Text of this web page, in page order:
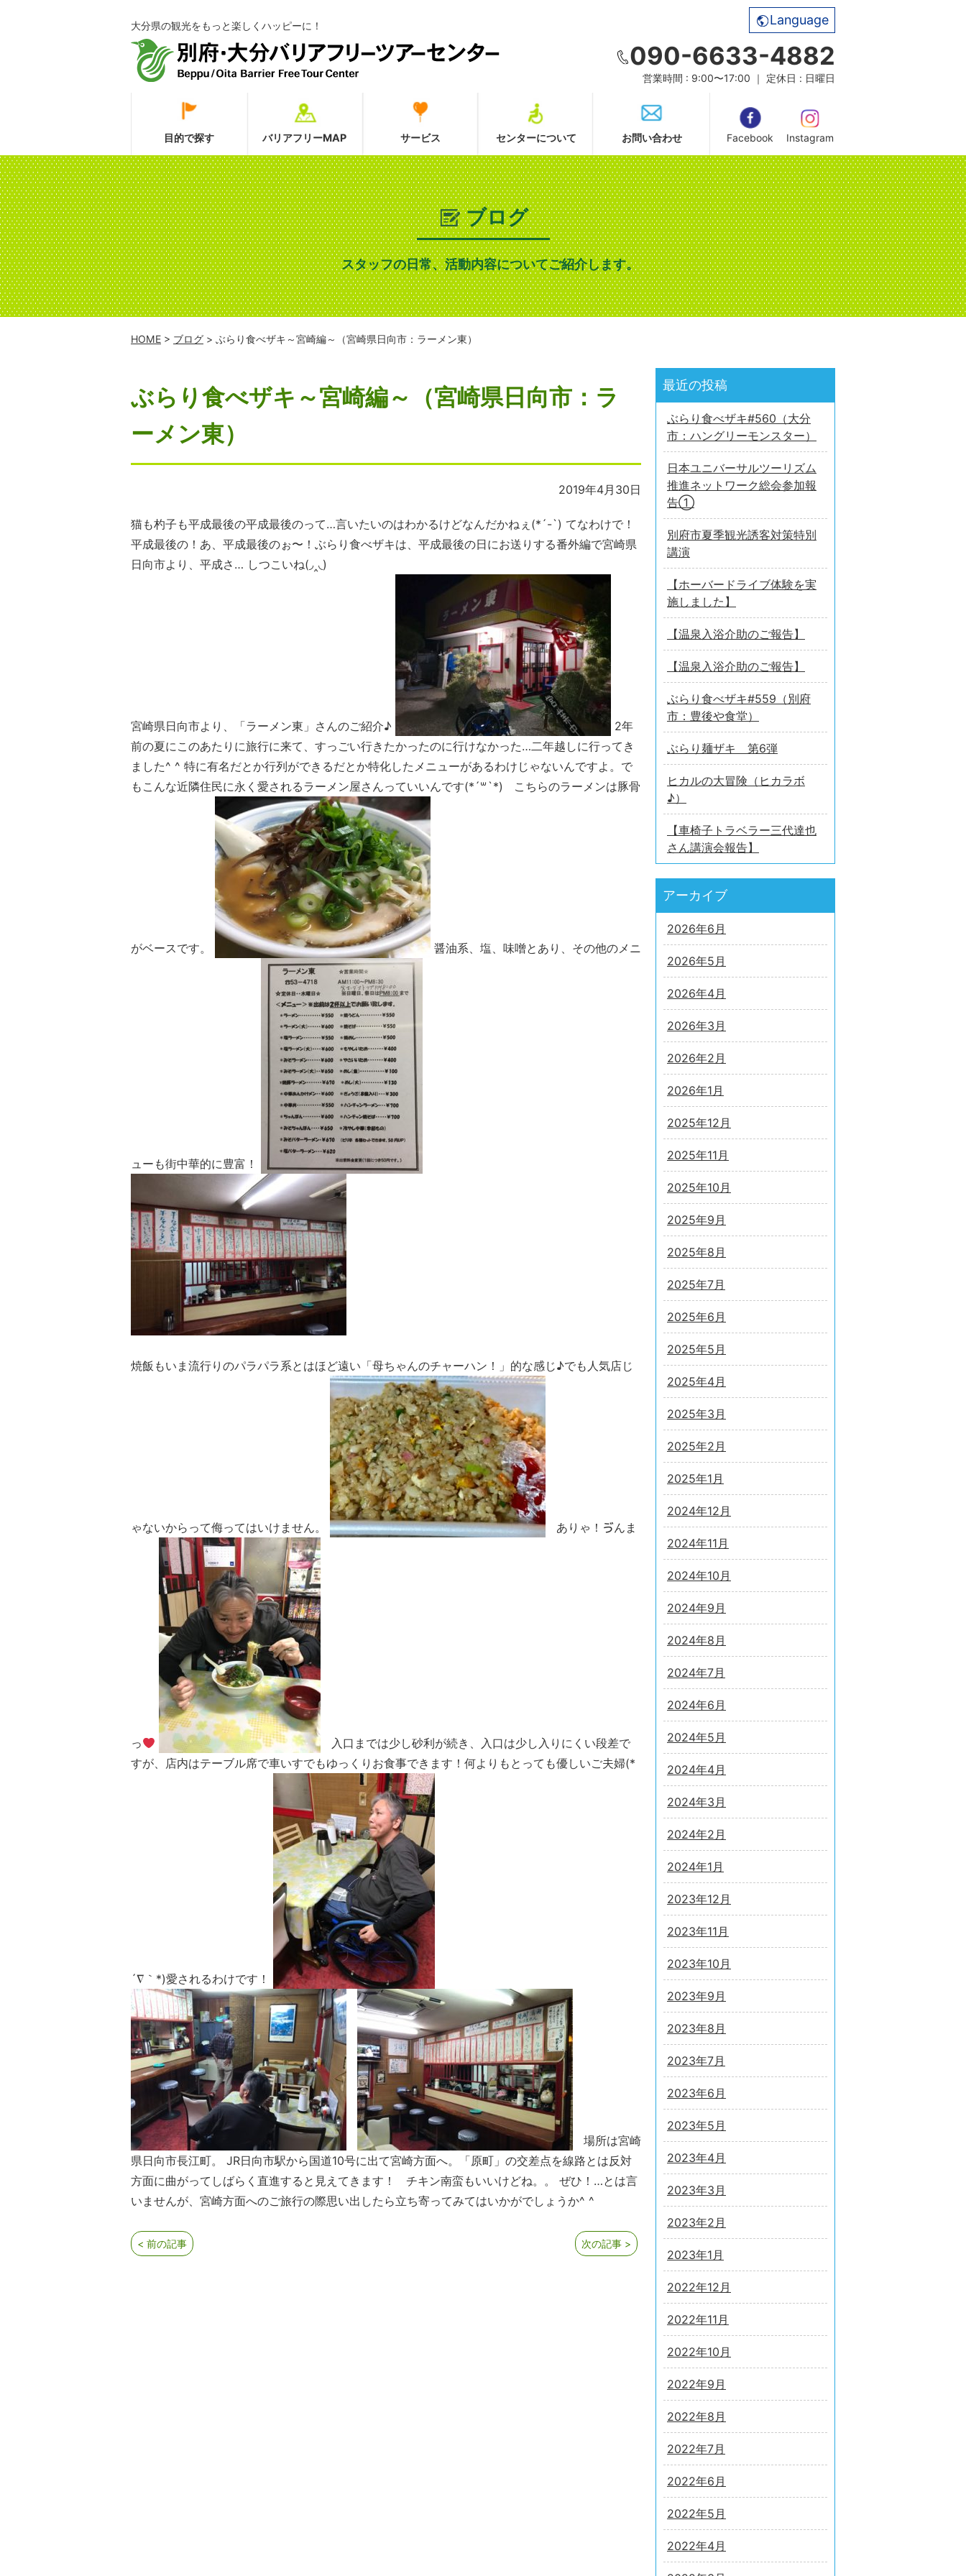
大分県の観光をもっと楽しくハッピーに！ Language
090-6633-4882
営業時間 : 9:00〜17:00 ｜ 定休日 : 日曜日
目的で探す バリアフリーMAP サービス センターについて お問い合わせ Facebook Instagram
ブログ
スタッフの日常、活動内容についてご紹介します。
HOME > ブログ > ぶらり食べザキ～宮崎編～（宮崎県日向市：ラーメン東）
ぶらり食べザキ～宮崎編～（宮崎県日向市：ラ
ーメン東）
2019年4月30日
猫も杓子も平成最後の平成最後のって…言いたいのはわかるけどなんだかねぇ(*´-`) てなわけで！
平成最後の！あ、平成最後のぉ〜！ぶらり食べザキは、平成最後の日にお送りする番外編で宮崎県
日向市より、平成さ… しつこいね(◞‸◟)
宮崎県日向市より、「ラーメン東」さんのご紹介♪
2年
前の夏にこのあたりに旅行に来て、すっごい行きたかったのに行けなかった…二年越しに行ってき
ました^ ^ 特に有名だとか行列ができるだとか特化したメニューがあるわけじゃないんですよ。で
もこんな近隣住民に永く愛されるラーメン屋さんっていいんです(*´꒳`*) こちらのラーメンは豚骨
がベースです。 醤油系、塩、味噌とあり、その他のメニ
ューも街中華的に豊富！
焼飯もいま流行りのパラパラ系とはほど遠い「母ちゃんのチャーハン！」的な感じ♪でも人気店じ
ゃないからって侮ってはいけません。 ありゃ！ゔんま
っ
入口までは少し砂利が続き、入口は少し入りにくい段差で
すが、店内はテーブル席で車いすでもゆっくりお食事できます！何よりもとっても優しいご夫婦(*
´∇｀*)愛されるわけです！
場所は宮崎
県日向市長江町。 JR日向市駅から国道10号に出て宮崎方面へ。「原町」の交差点を線路とは反対
方面に曲がってしばらく直進すると見えてきます！ チキン南蛮もいいけどね。。 ぜひ！…とは言
いませんが、宮崎方面へのご旅行の際思い出したら立ち寄ってみてはいかがでしょうか^ ^
次の記事 >
< 前の記事
最近の投稿
ぶらり食べザキ#560（大分
市：ハングリーモンスター）
日本ユニバーサルツーリズム
推進ネットワーク総会参加報
告①
別府市夏季観光誘客対策特別
講演
【ホーバードライブ体験を実
施しました】
【温泉入浴介助のご報告】
【温泉入浴介助のご報告】
ぶらり食べザキ#559（別府
市：豊後や食堂）
ぶらり麺ザキ 第6弾
ヒカルの大冒険（ヒカラボ
♪）
【車椅子トラベラー三代達也
さん講演会報告】
アーカイブ
2026年6月
2026年5月
2026年4月
2026年3月
2026年2月
2026年1月
2025年12月
2025年11月
2025年10月
2025年9月
2025年8月
2025年7月
2025年6月
2025年5月
2025年4月
2025年3月
2025年2月
2025年1月
2024年12月
2024年11月
2024年10月
2024年9月
2024年8月
2024年7月
2024年6月
2024年5月
2024年4月
2024年3月
2024年2月
2024年1月
2023年12月
2023年11月
2023年10月
2023年9月
2023年8月
2023年7月
2023年6月
2023年5月
2023年4月
2023年3月
2023年2月
2023年1月
2022年12月
2022年11月
2022年10月
2022年9月
2022年8月
2022年7月
2022年6月
2022年5月
2022年4月